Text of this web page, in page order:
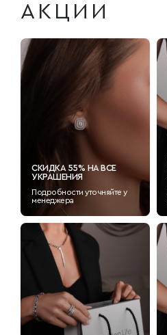
АКЦИИ
СКИДКА 55% НА ВСЕ
УКРАШЕНИЯ
Подробности уточняйте у
менеджера